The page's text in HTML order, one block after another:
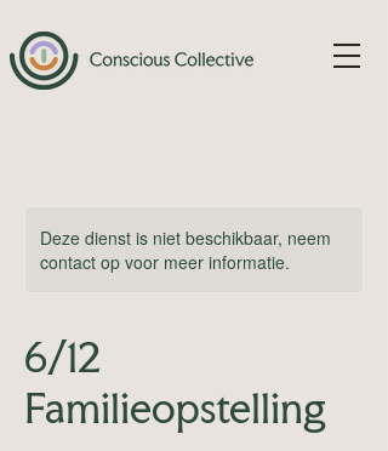
Deze dienst is niet beschikbaar, neem
contact op voor meer informatie.
6/12
Familieopstelling